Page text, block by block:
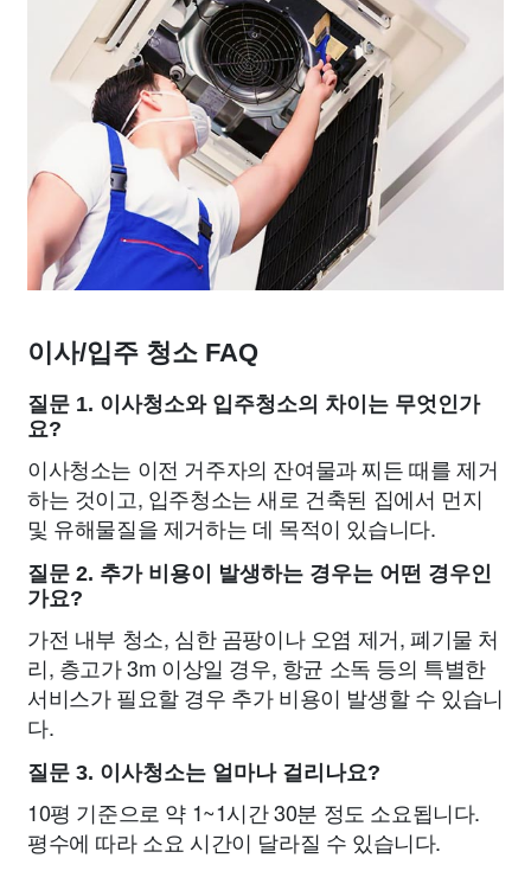
이사/입주 청소 FAQ
질문 1. 이사청소와 입주청소의 차이는 무엇인가
요?
이사청소는 이전 거주자의 잔여물과 찌든 때를 제거
하는 것이고, 입주청소는 새로 건축된 집에서 먼지
및 유해물질을 제거하는 데 목적이 있습니다.
질문 2. 추가 비용이 발생하는 경우는 어떤 경우인
가요?
가전 내부 청소, 심한 곰팡이나 오염 제거, 폐기물 처
리, 층고가 3m 이상일 경우, 항균 소독 등의 특별한
서비스가 필요할 경우 추가 비용이 발생할 수 있습니
다.
질문 3. 이사청소는 얼마나 걸리나요?
10평 기준으로 약 1~1시간 30분 정도 소요됩니다.
평수에 따라 소요 시간이 달라질 수 있습니다.